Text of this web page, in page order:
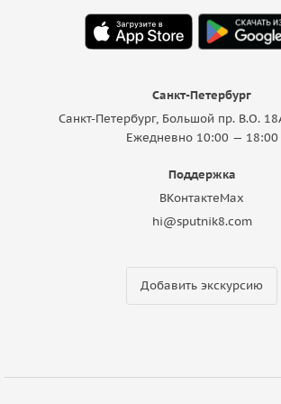
Санкт-Петербург
Санкт-Петербург, Большой пр. В.О.
Ежедневно 10:00 — 18:00
Поддержка
ВКонтактеMax
hi@sputnik8.com
Добавить экскурсию